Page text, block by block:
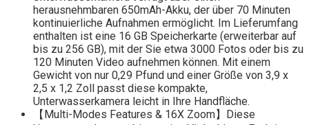
herausnehmbaren 650mAh-Akku, der über 70 Minuten
kontinuierliche Aufnahmen ermöglicht. Im Lieferumfang
enthalten ist eine 16 GB Speicherkarte (erweiterbar auf
bis zu 256 GB), mit der Sie etwa 3000 Fotos oder bis zu
120 Minuten Video aufnehmen können. Mit einem
Gewicht von nur 0,29 Pfund und einer Größe von 3,9 x
2,5 x 1,2 Zoll passt diese kompakte,
Unterwasserkamera leicht in Ihre Handfläche.
【Multi-Modes Features & 16X Zoom】Diese